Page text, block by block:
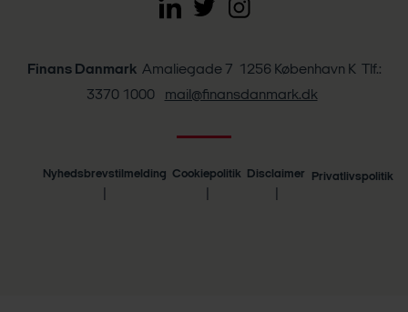
Finans DanmarkAmaliegade 7 1256 København K Tlf.:
3370 1000
mail@finansdanmark.dk
Nyhedsbrevstilmelding Cookiepolitik Disclaimer Privatlivspolitik